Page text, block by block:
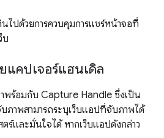
ไปด้วยการควบคุมการแชร์หน้าจอที่
บ
แคปเจอร์แฮนเดิล
ร้อมกับ Capture Handle ซึ่งเป็น
ภาพสามารถระบุเว็บแอปที่จับภาพได้
ร์และมั่นใจได้ หากเว็บแอปดังกล่าว